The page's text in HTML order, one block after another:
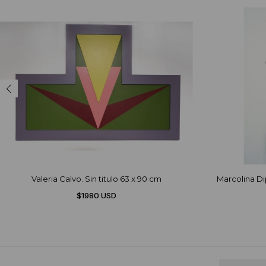
Valeria Calvo. Sin titulo 63 x 90 cm
$1980 USD
Marcolina